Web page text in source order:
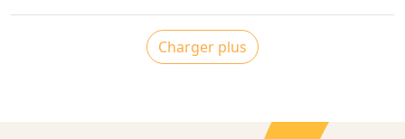
Charger plus